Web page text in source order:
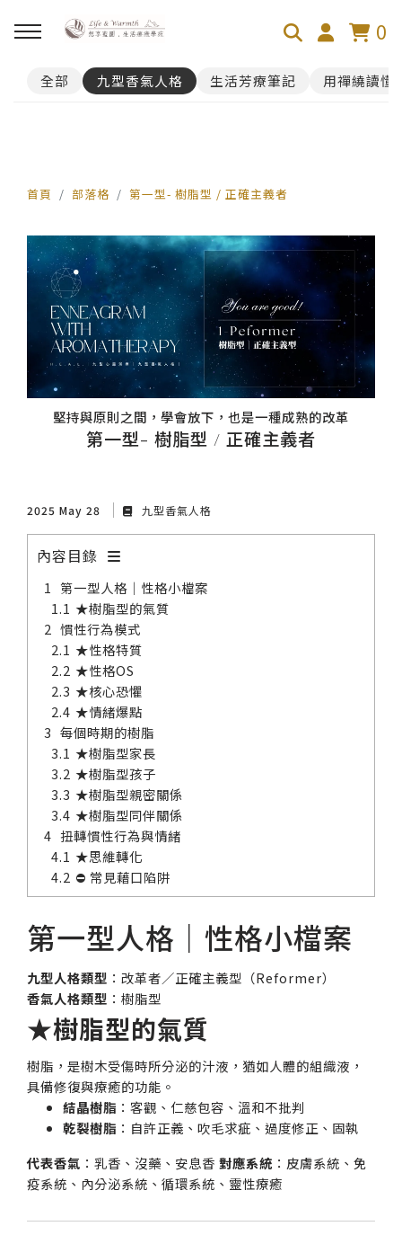
0
回主選單
禪繞遊台灣
全部 九型香氣人格 生活芳療筆記 用禪繞讀懂
首頁 部落格 第一型- 樹脂型 / 正確主義者
堅持與原則之間，學會放下，也是一種成熟的改革
第一型- 樹脂型 / 正確主義者
2025 May 28 九型香氣人格
內容目錄
第一型人格｜性格小檔案
★樹脂型的氣質
慣性行為模式
★性格特質
★性格OS
★核心恐懼
★情緒爆點
每個時期的樹脂
★樹脂型家長
★樹脂型孩子
★樹脂型親密關係
★樹脂型同伴關係
扭轉慣性行為與情緒
★思維轉化
⛔ 常見藉口陷阱
第一型人格｜性格小檔案
九型人格類型 ：改革者／正確主義型（Reformer）
香氣人格類型 ：樹脂型
★樹脂型的氣質
樹脂，是樹木受傷時所分泌的汁液，猶如人體的組織液，
具備修復與療癒的功能。
結晶樹脂 ：客觀、仁慈包容、溫和不批判
乾裂樹脂 ：自許正義、吹毛求疵、過度修正、固執
代表香氣 ：乳香、沒藥、安息香 對應系統 ：皮膚系統、免
疫系統、內分泌系統、循環系統、靈性療癒